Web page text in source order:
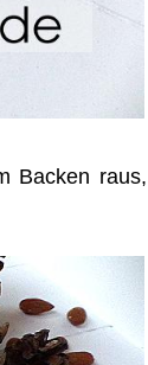
Backen raus,